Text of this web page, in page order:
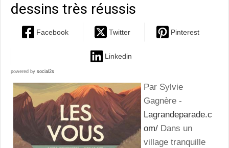
dessins très réussis
Facebook Twitter Pinterest
Linkedin
powered by social2s
Par Sylvie
Gagnère -
Lagrandeparade.c
om/ Dans un
village tranquille